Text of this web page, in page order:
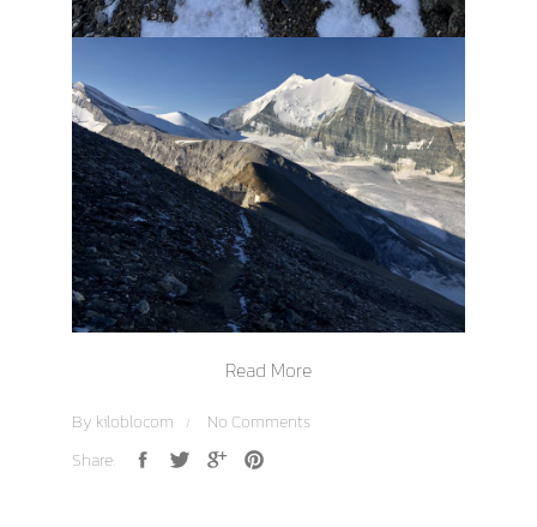
Read More
By kiloblocom
No Comments
Share: